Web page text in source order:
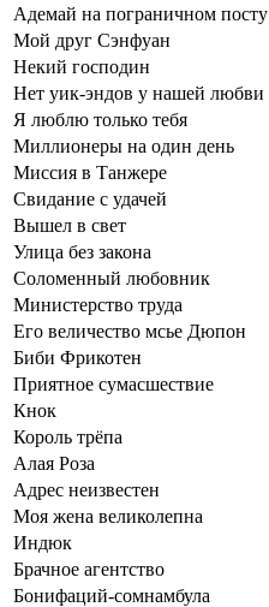
Адемай на пограничном посту
Мой друг Сэнфуан
Некий господин
Нет уик-эндов y нашей любви
Я люблю только тебя
Миллионеры на один день
Миссия в Танжере
Свидание с удачей
Вышел в свет
Улица без закона
Соломенный любовник
Министерство труда
Его величество мсье Дюпон
Биби Фрикотен
Приятное сумасшествие
Кнок
Король трёпа
Алая Роза
Адрес неизвестен
Моя жена великолепна
Индюк
Брачное агентство
Бонифаций-сомнамбула